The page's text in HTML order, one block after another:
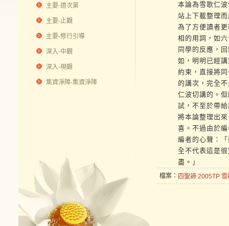
主要-道次第
主要-止觀
主要-修行引導
深入-中觀
深入-現觀
集資淨障-集資淨障
本論為雪歌仁
站上下載整理
為了方便讀者
相的用詞，如
同學的反應，
如，明明已經
約束，直接將
的講次，完全
仁波切講的。
試，不至於帶
將本論整理出
喜。不過由於
編者的心聲：
全不代表這是
盡。」
檔案： 四聖諦 2005TP